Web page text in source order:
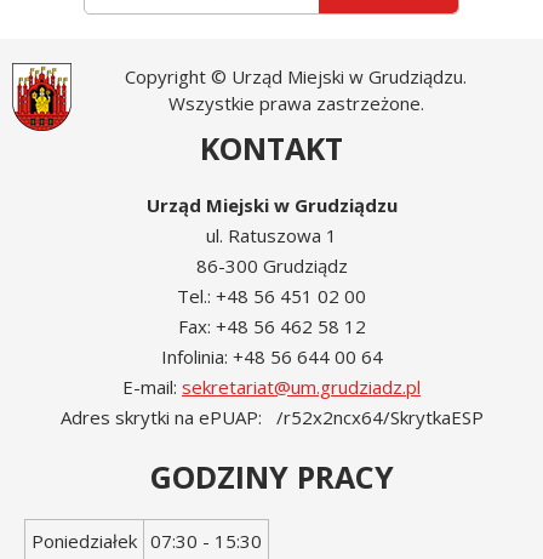
Copyright © Urząd Miejski w Grudziądzu.
Wszystkie prawa zastrzeżone.
KONTAKT
Urząd Miejski w Grudziądzu
ul. Ratuszowa 1
86-300 Grudziądz
Tel.: +48 56 451 02 00
Fax: +48 56 462 58 12
Infolinia: +48 56 644 00 64
E-mail: sekretariat@um.grudziadz.pl
Adres skrytki na ePUAP: /r52x2ncx64/SkrytkaESP
GODZINY PRACY
Dzień
Godziny
Poniedziałek 07:30 - 15:30